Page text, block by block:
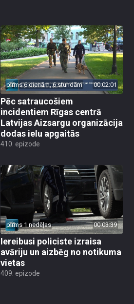
pirms 6 dienām, 6 stundām 00:02:01
Pēc satraucošiem
incidentiem Rīgas centrā
Latvijas Aizsargu organizācija
dodas ielu apgaitās
410. epizode
pirms 1 nedēļas 00:03:39
Iereibusi policiste izraisa
avāriju un aizbēg no notikuma
vietas
409. epizode